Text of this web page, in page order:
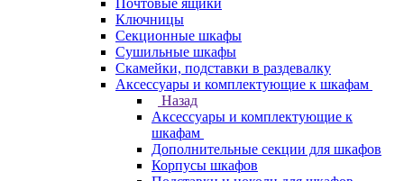
Почтовые ящики
Ключницы
Секционные шкафы
Сушильные шкафы
Скамейки, подставки в раздевалку
Аксессуары и комплектующие к шкафам
Назад
Аксессуары и комплектующие к
шкафам
Дополнительные секции для шкафов
Корпусы шкафов